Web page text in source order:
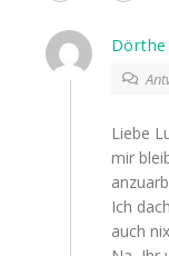
Dörthe
Liebe
mir
Ich
auch